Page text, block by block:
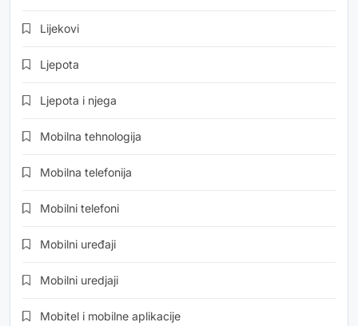
Lijekovi
Ljepota
Ljepota i njega
Mobilna tehnologija
Mobilna telefonija
Mobilni telefoni
Mobilni uređaji
Mobilni uredjaji
Mobitel i mobilne aplikacije